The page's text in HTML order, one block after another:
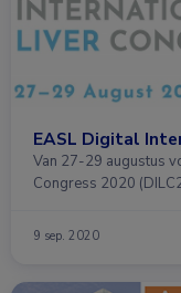
EASL Digital
Van 27-29 augustus
Congress 2020
9 sep. 2020